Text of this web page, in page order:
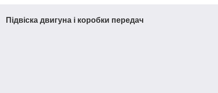
Підвіска двигуна і коробки передач